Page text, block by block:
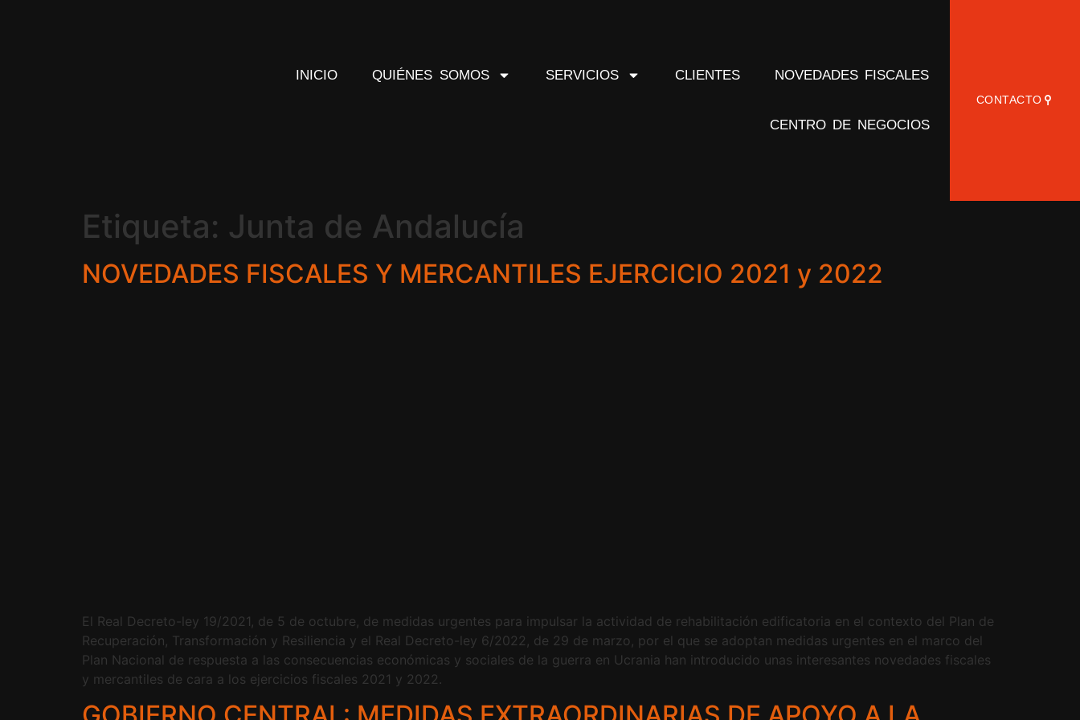
INICIO QUIÉNES SOMOS SERVICIOS CLIENTES NOVEDADES FISCALES
CENTRO DE NEGOCIOS
CONTACTO
Etiqueta: Junta de Andalucía
NOVEDADES FISCALES Y MERCANTILES EJERCICIO 2021 y 2022
El Real Decreto-ley 19/2021, de 5 de octubre, de medidas urgentes para impulsar la actividad de rehabilitación edificatoria en el contexto del Plan de
Recuperación, Transformación y Resiliencia y el Real Decreto-ley 6/2022, de 29 de marzo, por el que se adoptan medidas urgentes en el marco del
Plan Nacional de respuesta a las consecuencias económicas y sociales de la guerra en Ucrania han introducido unas interesantes novedades fiscales
y mercantiles de cara a los ejercicios fiscales 2021 y 2022.